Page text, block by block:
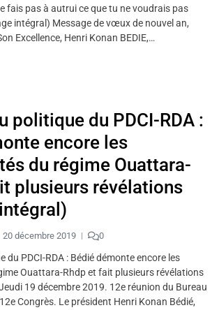
fais pas à autrui ce que tu ne voudrais pas
intégral) Message de vœux de nouvel an,
Excellence, Henri Konan BEDIE,…
politique du PDCI-RDA :
encore les
du régime Ouattara-
plusieurs révélations
20 décembre 2019 0
du PDCI-RDA : Bédié démonte encore les
Ouattara-Rhdp et fait plusieurs révélations
19 décembre 2019. 12e réunion du Bureau
Congrès. Le président Henri Konan Bédié,